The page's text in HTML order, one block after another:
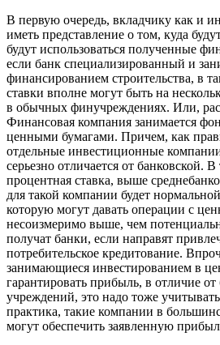
В первую очередь, вкладчику как и
иметь представление о том, куда
будут использоваться полученные
если банк специализированный и
финансированием строительства, в
ставки вполне могут быть на
в обычных финучреждениях. Или,
Финансовая компания занимается
ценными бумагами. Причем, как
отдельные инвестиционные
серьезно отличается от банковской. В
процентная ставка, выше
для такой компании будет
которую могут давать операции с
несоизмеримо выше, чем
получат банки, если направят
потребительское кредитование.
занимающиеся инвестированием в
гарантировать прибыль, в отличие от
учреждений, это надо тоже
практика, такие компании в
могут обеспечить заявленную